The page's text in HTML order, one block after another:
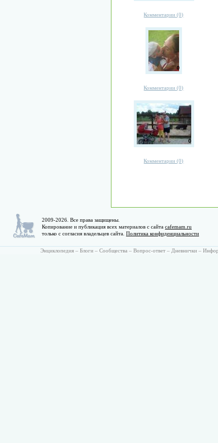
Комментарии (0)
0
Комментарии (0)
0
Комментарии (0)
2009-2026. Все права защищены.
Копирование и публикация всех материалов с сайта cafemam.ru
только с согласия владельцев сайта. Политика конфиденциальности
Энциклопедия – Блоги – Сообщества – Вопрос-ответ – Дневнички –